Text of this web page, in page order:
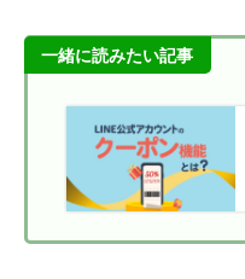
一緒に読みたい記事